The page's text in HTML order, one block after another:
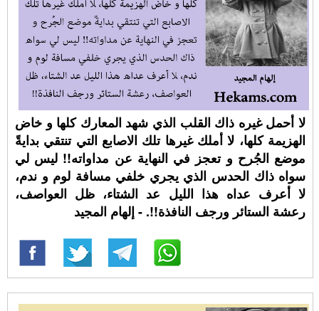
لا أحمل غيره ذاك القلب الذي شهد المعارك كلها و خاض
الهزيمة كلها، لا أملك غيرها تلك الاصابع التي تنتقي بدايةً
موضع الجُرح و تعجز في النهاية عن مداواته!! ليس لي
سواه ذاك الحدس الذي يجري خلفي مسافة لوم و ندم،
لا أعرف عداه هذا الليل عد الشتاء، ظل العواصف،
رعشة الستائر ورجف النافذة!!. - إلهام المجيد